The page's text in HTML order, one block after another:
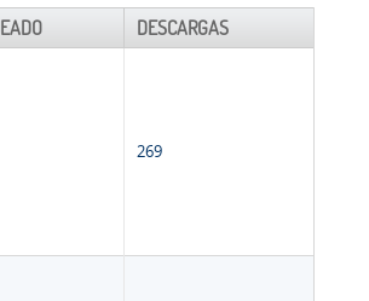
DESCARGAS
269